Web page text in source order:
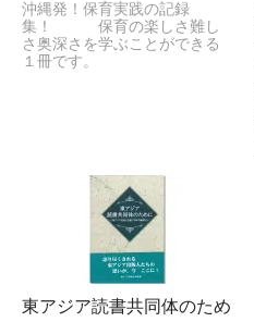
沖縄発！保育実践の記録
集！ 保育の楽しさ難し
さ奥深さを学ぶことができる
１冊です。
東アジア読書共同体のため